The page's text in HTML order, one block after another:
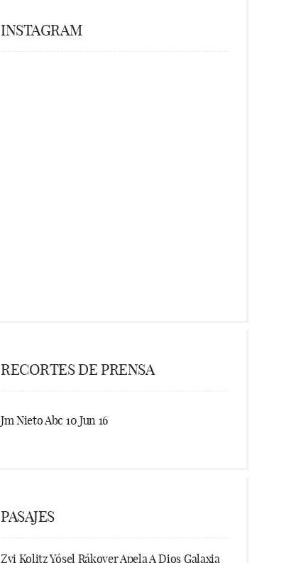
INSTAGRAM
RECORTES DE PRENSA
Jm Nieto Abc 10 Jun 16
PASAJES
Zvi Kolitz Yósel Rákover Apela A Dios Galaxia